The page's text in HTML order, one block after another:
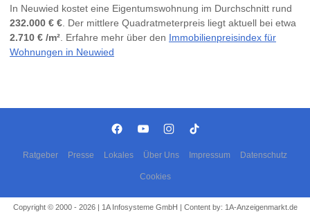
In Neuwied kostet eine Eigentumswohnung im Durchschnitt rund
232.000 € € . Der mittlere Quadratmeterpreis liegt aktuell bei etwa
2.710 € /m² . Erfahre mehr über den Immobilienpreisindex für
Wohnungen in Neuwied
Ratgeber Presse Lokales Über Uns Impressum Datenschutz
Cookies
Copyright © 2000 - 2026 | 1A Infosysteme GmbH | Content by: 1A-Anzeigenmarkt.de